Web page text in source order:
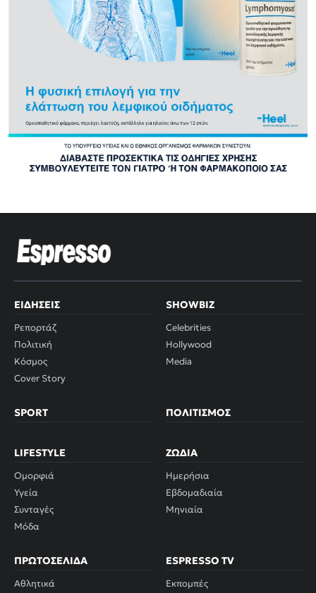
ΕΙΔΉΣΕΙΣ
Ρεπορτάζ
Πολιτική
Κόσμος
Cover Story
SHOWBIZ
Celebrities
Hollywood
Media
SPORT ΠΟΛΙΤΙΣΜΌΣ
LIFESTYLE
Ομορφιά
Υγεία
Συνταγές
Μόδα
ΖΏΔΙΑ
Ημερήσια
Εβδομαδιαία
Μηνιαία
ΠΡΩΤΟΣΈΛΙΔΑ
Αθλητικά
ESPRESSO TV
Εκπομπές